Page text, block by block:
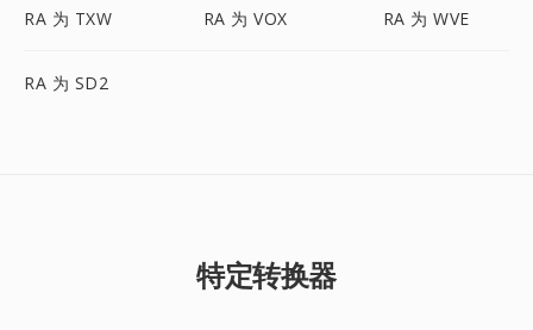
RA 为 TXW RA 为 VOX RA 为 WVE
RA 为 SD2
特定转换器